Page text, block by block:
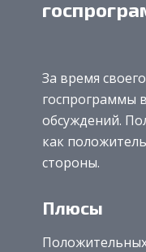
За время
госпрограммы
обсуждений.
как
стороны.
Плюсы